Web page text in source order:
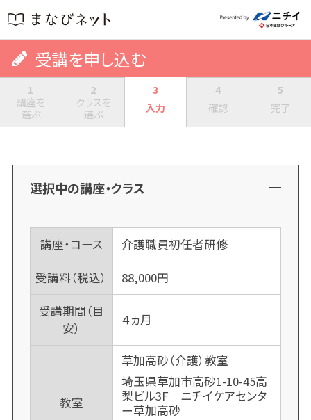
受講を申し込む
1
講座を
選ぶ
2
クラスを
選ぶ
3
入力
4
確認
5
完了
選択中の講座・クラス
講座・コース
介護職員初任者研修
受講料（税込）
88,000円
受講期間（目
安）
４ヵ月
教室
草加高砂（介護）教室
埼玉県草加市高砂1-10-45高
梨ビル3F ニチイケアセンタ
ー草加高砂